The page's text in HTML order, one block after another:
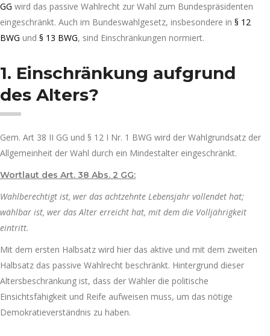
GG wird das passive Wahlrecht zur Wahl zum Bundespräsidenten
eingeschränkt. Auch im Bundeswahlgesetz, insbesondere in § 12
BWG und § 13 BWG, sind Einschränkungen normiert.
1. Einschränkung aufgrund
des Alters?
Gem. Art 38 II GG und § 12 I Nr. 1 BWG wird der Wahlgrundsatz der
Allgemeinheit der Wahl durch ein Mindestalter eingeschränkt.
Wortlaut des Art. 38 Abs. 2 GG:
Wahlberechtigt ist, wer das achtzehnte Lebensjahr vollendet hat;
wählbar ist, wer das Alter erreicht hat, mit dem die Volljährigkeit
eintritt.
Mit dem ersten Halbsatz wird hier das aktive und mit dem zweiten
Halbsatz das passive Wahlrecht beschränkt. Hintergrund dieser
Altersbeschränkung ist, dass der Wähler die politische
Einsichtsfähigkeit und Reife aufweisen muss, um das nötige
Demokratieverständnis zu haben.